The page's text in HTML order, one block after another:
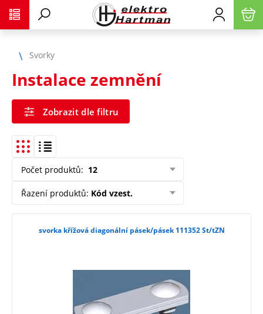
Svorky
Instalace zemnění
Zobrazit dle filtru
Počet produktů: 12
Řazení produktů: Kód vzest.
svorka křížová diagonální pásek/pásek 111352 St/tZN